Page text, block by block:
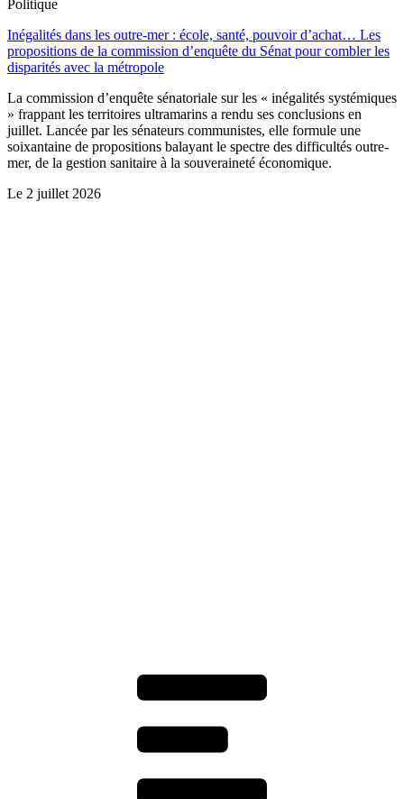
Politique
Inégalités dans les outre-mer : école, santé, pouvoir d’achat… Les
propositions de la commission d’enquête du Sénat pour combler les
disparités avec la métropole
La commission d’enquête sénatoriale sur les « inégalités systémiques
» frappant les territoires ultramarins a rendu ses conclusions en
juillet. Lancée par les sénateurs communistes, elle formule une
soixantaine de propositions balayant le spectre des difficultés outre-
mer, de la gestion sanitaire à la souveraineté économique.
Le 2 juillet 2026